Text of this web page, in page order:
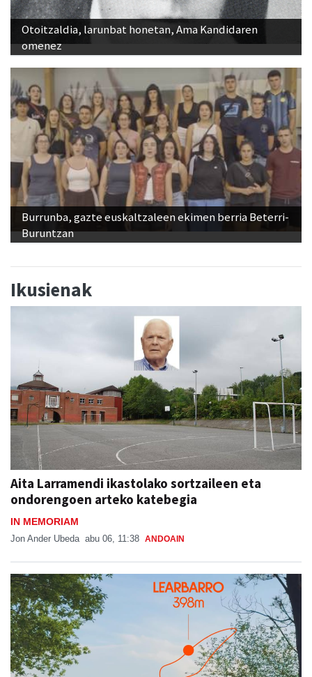
Otoitzaldia, larunbat honetan, Ama Kandidaren
omenez
Burrunba, gazte euskaltzaleen ekimen berria Beterri-
Buruntzan
Ikusienak
Aita Larramendi ikastolako sortzaileen eta
ondorengoen arteko katebegia
IN MEMORIAM
Jon Ander Ubeda abu 06, 11:38 ANDOAIN